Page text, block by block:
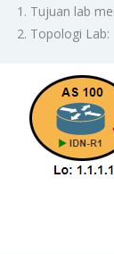
Tujuan lab
Topologi Lab: